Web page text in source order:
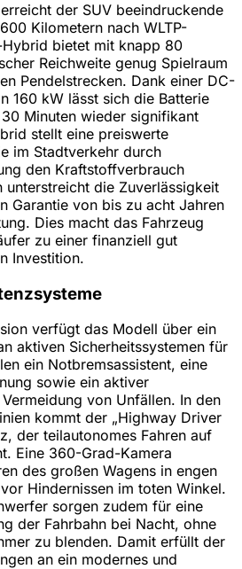
der SUV beeindruckende
Kilometern nach WLTP-
bietet mit knapp 80
Reichweite genug Spielraum
Pendelstrecken. Dank einer DC-
160 kW lässt sich die Batterie
Minuten wieder signifikant
stellt eine preiswerte
im Stadtverkehr durch
den Kraftstoffverbrauch
die Zuverlässigkeit
Garantie von bis zu acht Jahren
Dies macht das Fahrzeug
zu einer finanziell gut
Investition.
verfügt das Modell über ein
aktiven Sicherheitssystemen für
ein Notbremsassistent, eine
sowie ein aktiver
von Unfällen. In den
kommt der „Highway Driver
der teilautonomes Fahren auf
Eine 360-Grad-Kamera
des großen Wagens in engen
Hindernissen im toten Winkel.
sorgen zudem für eine
der Fahrbahn bei Nacht, ohne
zu blenden. Damit erfüllt der
an ein modernes und